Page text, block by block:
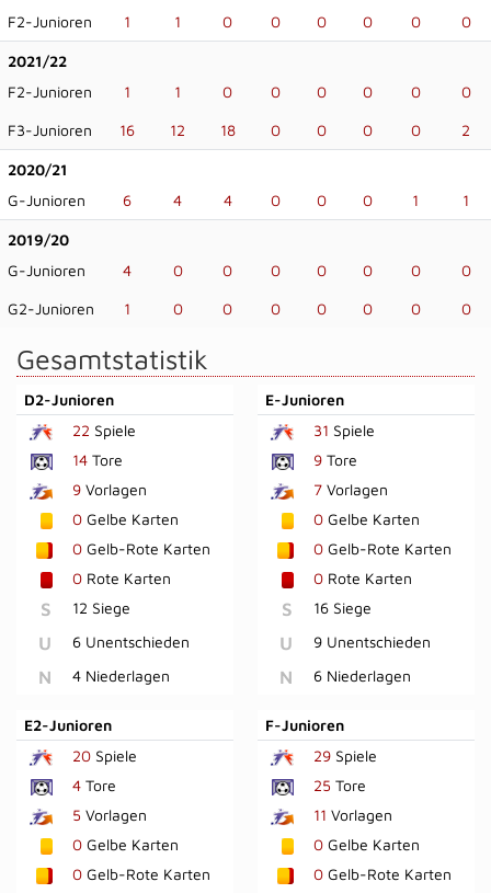
F2-Junioren 1 1 0 0 0 0 0 0
2021/22
F2-Junioren
1 1 0 0 0 0 0 0
F3-Junioren 16 12 18 0 0 0 0 2
2020/21
G-Junioren
6 4 4 0 0 0 1 1
2019/20
G-Junioren
4 0 0 0 0 0 0 0
G2-Junioren 1 0 0 0 0 0 0 0
Gesamtstatistik
D2-Junioren
22 Spiele
14 Tore
9 Vorlagen
0 Gelbe Karten
0 Gelb-Rote Karten
0 Rote Karten
S 12 Siege
U 6 Unentschieden
N 4 Niederlagen
E-Junioren
31 Spiele
9Tore
7Vorlagen
0Gelbe Karten
0Gelb-Rote Karten
0Rote Karten
S 16 Siege
U 9 Unentschieden
N 6 Niederlagen
E2-Junioren
20 Spiele
4 Tore
5 Vorlagen
0 Gelbe Karten
0 Gelb-Rote Karten
F-Junioren
29Spiele
25 Tore
11 Vorlagen
0Gelbe Karten
0Gelb-Rote Karten